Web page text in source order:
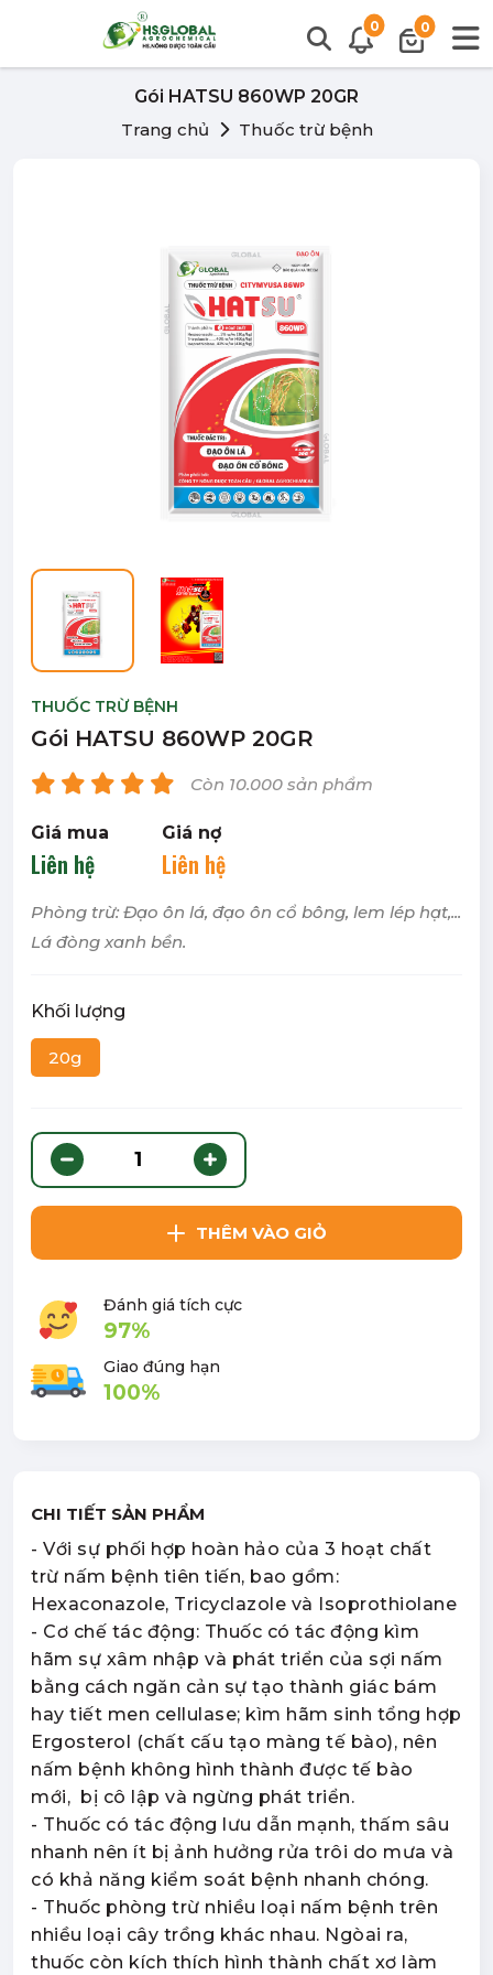
0 0
Gói HATSU 860WP 20GR
Trang chủ
Thuốc trừ bệnh
THUỐC TRỪ BỆNH
Gói HATSU 860WP 20GR
Còn 10.000 sản phẩm
Giá mua
Liên hệ
Giá nợ
Liên hệ
Phòng trừ: Đạo ôn lá, đạo ôn cổ bông, lem lép hạt,...
Lá đòng xanh bền.
Khối lượng
20g
THÊM VÀO GIỎ
Đánh giá tích cực
97%
Giao đúng hạn
100%
CHI TIẾT SẢN PHẨM
- Với sự phối hợp hoàn hảo của 3 hoạt chất
trừ nấm bệnh tiên tiến, bao gồm:
Hexaconazole, Tricyclazole và Isoprothiolane
- Cơ chế tác động: Thuốc có tác động kìm
hãm sự xâm nhập và phát triển của sợi nấm
bằng cách ngăn cản sự tạo thành giác bám
hay tiết men cellulase; kìm hãm sinh tổng hợp
Ergosterol (chất cấu tạo màng tế bào), nên
nấm bệnh không hình thành được tế bào
mới, bị cô lập và ngừng phát triển.
- Thuốc có tác động lưu dẫn mạnh, thấm sâu
nhanh nên ít bị ảnh hưởng rửa trôi do mưa và
có khả năng kiểm soát bệnh nhanh chóng.
- Thuốc phòng trừ nhiều loại nấm bệnh trên
nhiều loại cây trồng khác nhau. Ngòai ra,
thuốc còn kích thích hình thành chất xơ làm